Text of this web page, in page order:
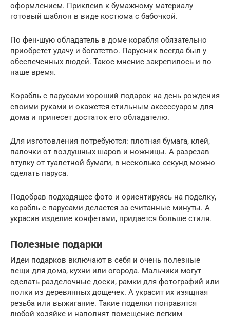
оформлением. Приклеив к бумажному материалу
готовый шаблон в виде костюма с бабочкой.
По фен-шую обладатель в доме корабля обязательно
приобретет удачу и богатство. Парусник всегда был у
обеспеченных людей. Такое мнение закрепилось и по
наше время.
Корабль с парусами хороший подарок на день рождения
своими руками и окажется стильным аксессуаром для
дома и принесет достаток его обладателю.
Для изготовления потребуются: плотная бумага, клей,
палочки от воздушных шаров и ножницы. А разрезав
втулку от туалетной бумаги, в несколько секунд можно
сделать паруса.
Подобрав подходящее фото и ориентируясь на поделку,
корабль с парусами делается за считанные минуты. А
украсив изделие конфетами, придается больше стиля.
Полезные подарки
Идеи подарков включают в себя и очень полезные
вещи для дома, кухни или огорода. Мальчики могут
сделать разделочные доски, рамки для фотографий или
полки из деревянных дощечек. А украсит их изящная
резьба или выжигание. Такие поделки понравятся
любой хозяйке и наполнят помещение легким